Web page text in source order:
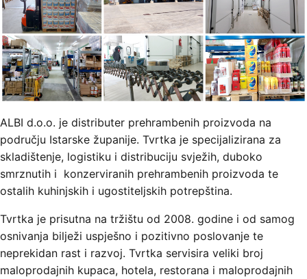
ALBI d.o.o. je distributer prehrambenih proizvoda na
području Istarske županije. Tvrtka je specijalizirana za
skladištenje, logistiku i distribuciju svježih, duboko
smrznutih i konzerviranih prehrambenih proizvoda te
ostalih kuhinjskih i ugostiteljskih potrepština.
Tvrtka je prisutna na tržištu od 2008. godine i od samog
osnivanja bilježi uspješno i pozitivno poslovanje te
neprekidan rast i razvoj. Tvrtka servisira veliki broj
maloprodajnih kupaca, hotela, restorana i maloprodajnih